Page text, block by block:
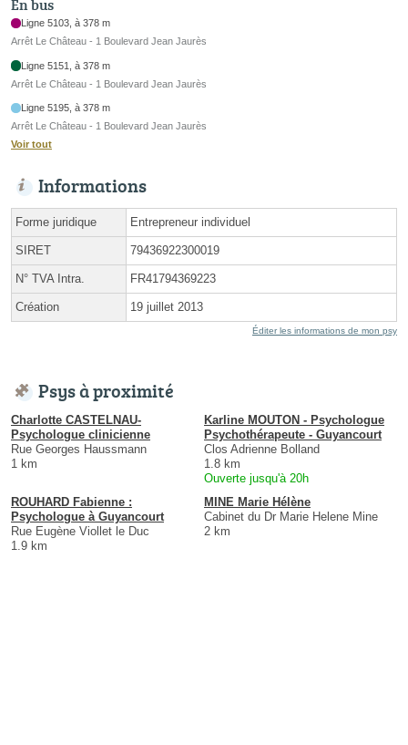
En bus
Ligne 5103, à 378 m
Arrêt Le Château - 1 Boulevard Jean Jaurès
Ligne 5151, à 378 m
Arrêt Le Château - 1 Boulevard Jean Jaurès
Ligne 5195, à 378 m
Arrêt Le Château - 1 Boulevard Jean Jaurès
Voir tout
Informations
Forme juridique Entrepreneur individuel
SIRET 79436922300019
N° TVA Intra. FR41794369223
Création 19 juillet 2013
Éditer les informations de mon psy
Psys à proximité
Charlotte CASTELNAU-
Psychologue clinicienne
Rue Georges Haussmann
1 km
Karline MOUTON - Psychologue
Psychothérapeute - Guyancourt
Clos Adrienne Bolland
1.8 km
Ouverte jusqu'à 20h
ROUHARD Fabienne :
Psychologue à Guyancourt
Rue Eugène Viollet le Duc
1.9 km
MINE Marie Hélène
Cabinet du Dr Marie Helene Mine
2 km